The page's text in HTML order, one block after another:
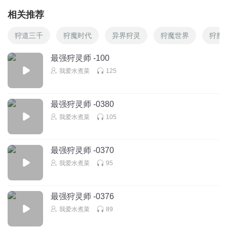
相关推荐
狩道三千 狩魔时代 异界狩灵 狩魔世界 狩魔
最强狩灵师 -100
我爱水煮菜 125
最强狩灵师 -0380
我爱水煮菜 105
最强狩灵师 -0370
我爱水煮菜 95
最强狩灵师 -0376
我爱水煮菜 89